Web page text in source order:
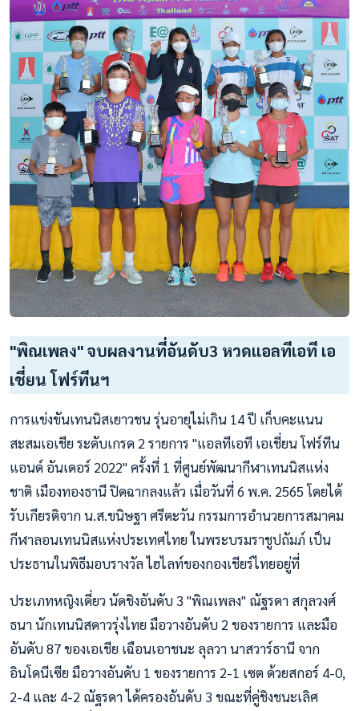
"พิณเพลง" จบผลงานที่อันดับ3 หวดแอลทีเอที เอ
เชี่ยน โฟร์ทีนฯ
การแข่งขันเทนนิสเยาวชน รุ่นอายุไม่เกิน 14 ปี เก็บคะแนน
สะสมเอเชีย ระดับเกรด 2 รายการ "แอลทีเอที เอเชี่ยน โฟร์ทีน
แอนด์ อันเดอร์ 2022" ครั้งที่ 1 ที่ศูนย์พัฒนากีฬาเทนนิสแห่ง
ชาติ เมืองทองธานี ปิดฉากลงแล้ว เมื่อวันที่ 6 พ.ค. 2565 โดยได้
รับเกียรติจาก น.ส.ขนิษฐา ศรีตะวัน กรรมการอำนวยการสมาคม
กีฬาลอนเทนนิสแห่งประเทศไทย ในพระบรมราชูปถัมภ์ เป็น
ประธานในพิธีมอบรางวัล ไฮไลท์ของกองเชียร์ไทยอยู่ที่
ประเภทหญิงเดี่ยว นัดชิงอันดับ 3 "พิณเพลง" ณัฐรดา สกุลวงศ์
ธนา นักเทนนิสดาวรุ่งไทย มือวางอันดับ 2 ของรายการ และมือ
อันดับ 87 ของเอเชีย เฉือนเอาชนะ ลุลวา นาสวาร์ธานี จาก
อินโดนีเซีย มือวางอันดับ 1 ของรายการ 2-1 เซต ด้วยสกอร์ 4-0,
2-4 และ 4-2 ณัฐรดา ได้ครองอันดับ 3 ขณะที่คู่ชิงชนะเลิศ